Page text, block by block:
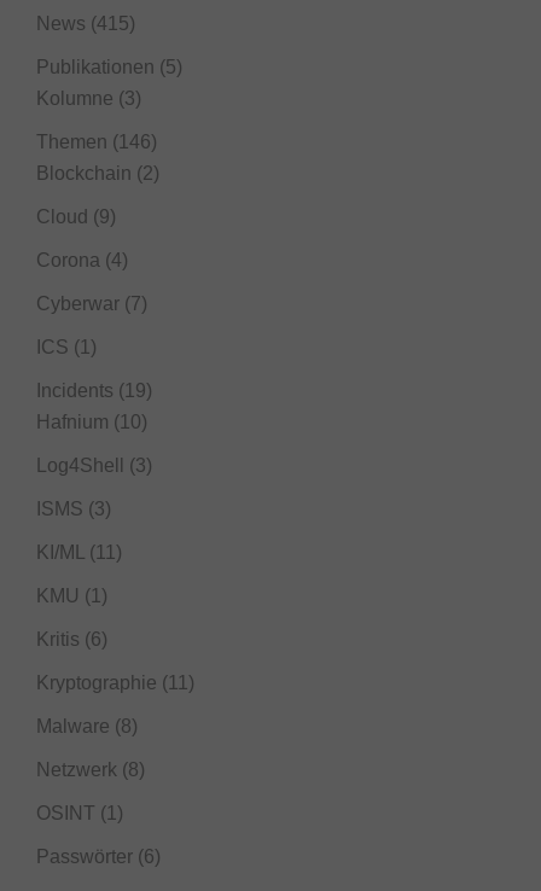
News (415)
Publikationen (5)
Kolumne (3)
Themen (146)
Blockchain (2)
Cloud (9)
Corona (4)
Cyberwar (7)
ICS (1)
Incidents (19)
Hafnium (10)
Log4Shell (3)
ISMS (3)
KI/ML (11)
KMU (1)
Kritis (6)
Kryptographie (11)
Malware (8)
Netzwerk (8)
OSINT (1)
Passwörter (6)